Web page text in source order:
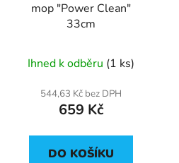
mop "Power Clean"
33cm
Ihned k odběru (1 ks)
544,63 Kč bez DPH
659 Kč
DO KOŠÍKU